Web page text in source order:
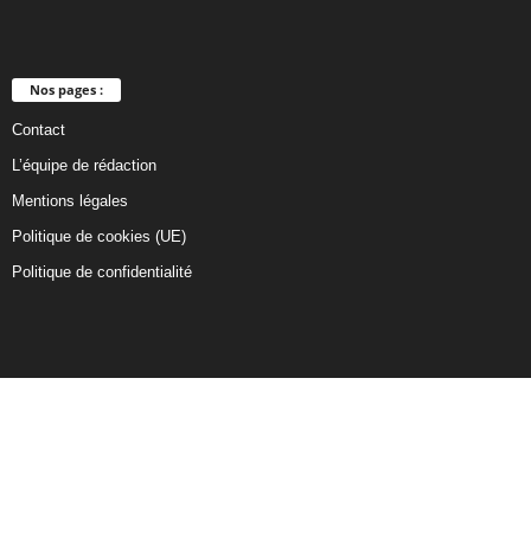
Nos pages :
Contact
L’équipe de rédaction
Mentions légales
Politique de cookies (UE)
Politique de confidentialité